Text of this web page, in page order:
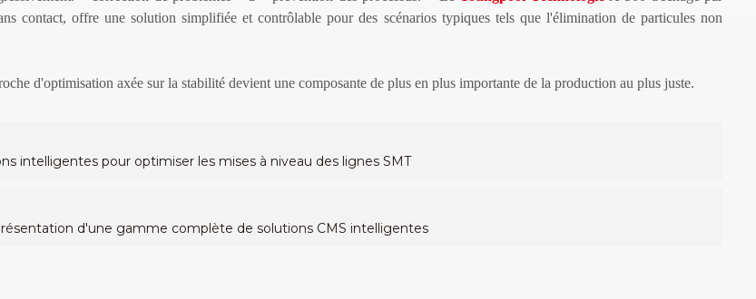
contact, offre une solution simplifiée et contrôlable pour des scénarios typiques tels que l'élimination de particules non
d'optimisation axée sur la stabilité devient une composante de plus en plus importante de la production au plus juste.
intelligentes pour optimiser les mises à niveau des lignes SMT
d'une gamme complète de solutions CMS intelligentes